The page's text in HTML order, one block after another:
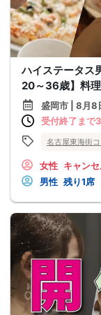
ハイステータス
20～36歳】料
盛岡市 | 8月8
受付終了まで
名古屋東海街コ
女性 キャン
男性 残り1席